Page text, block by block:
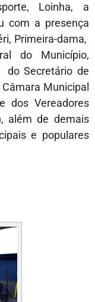
Loinha, a
com a presença
Primeira-dama,
do Município,
do Secretário de
Municipal
dos Vereadores
além de demais
e populares